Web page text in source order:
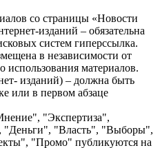
со страницы «Новости
изданий – обязательна
систем гиперссылка.
в независимости от
использования материалов.
изданий) – должна быть
или в первом абзаце
"Экспертиза",
"Деньги", "Власть", "Выборы",
"Промо" публикуются на